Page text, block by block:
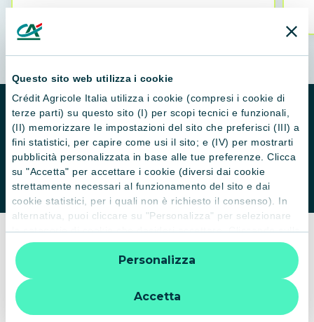
Questo sito web utilizza i cookie
Crédit Agricole Italia utilizza i cookie (compresi i cookie di
terze parti) su questo sito (I) per scopi tecnici e funzionali,
(II) memorizzare le impostazioni del sito che preferisci (III) a
fini statistici, per capire come usi il sito; e (IV) per mostrarti
pubblicità personalizzata in base alle tue preferenze. Clicca
su "Accetta" per accettare i cookie (diversi dai cookie
strettamente necessari al funzionamento del sito e dai
cookie statistici, per i quali non è richiesto il consenso). In
alternativa, puoi cliccare su "Personalizza" per selezionare
le categorie di cookie che desideri accettare. Cliccando sulla
“X” le impostazioni predefinite vengono lasciate invariate e
quindi la navigazione può continuare senza cookie o altri
strumenti di tracciamento diversi da quelli tecnici. Per
ulteriori informazioni:
informativa privacy
Accetta
Personalizza
Calcola la rata del mutuo direttamente online grazie al
nostro simulatore.I nostri specialisti sono pronti a
supportarti e offrirti la soluzione più adatta alle tue esigenze.
Fai una simulazione
Calcola la rata del tuo